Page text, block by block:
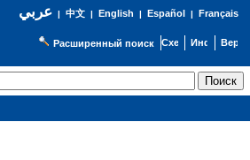
عربي| 中文| English | Español | Français
Расширенный поиск